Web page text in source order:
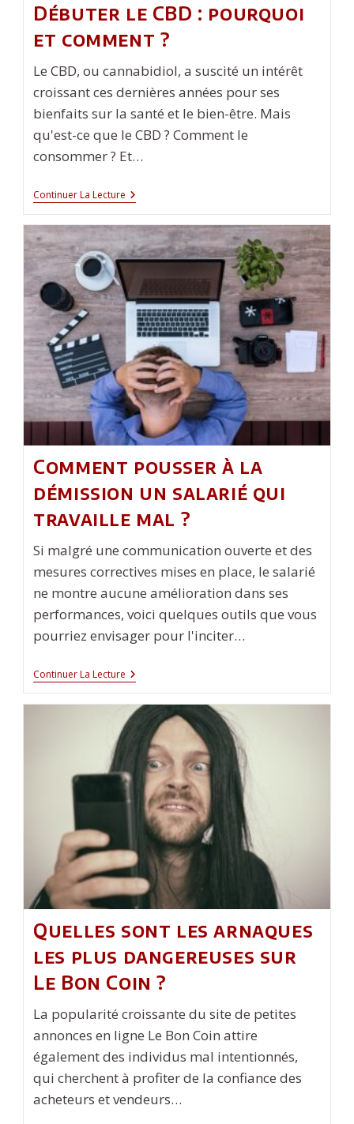
Débuter le CBD : pourquoi
et comment ?
Le CBD, ou cannabidiol, a suscité un intérêt
croissant ces dernières années pour ses
bienfaits sur la santé et le bien-être. Mais
qu'est-ce que le CBD ? Comment le
consommer ? Et…
Continuer La Lecture Débuter
Le
Pourquoi
Et
?
Comment pousser à la
démission un salarié qui
travaille mal ?
Si malgré une communication ouverte et des
mesures correctives mises en place, le salarié
ne montre aucune amélioration dans ses
performances, voici quelques outils que vous
pourriez envisager pour l'inciter…
Continuer La Lecture Comment
Pousser
La
Démission
Salarié
Travaille
Mal
?
Quelles sont les arnaques
les plus dangereuses sur
Le Bon Coin ?
La popularité croissante du site de petites
annonces en ligne Le Bon Coin attire
également des individus mal intentionnés,
qui cherchent à profiter de la confiance des
acheteurs et vendeurs…